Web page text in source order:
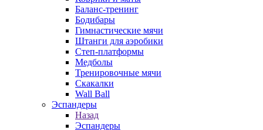
Баланс-тренинг
Бодибары
Гимнастические мячи
Штанги для аэробики
Степ-платформы
Медболы
Тренировочные мячи
Скакалки
Wall Ball
Эспандеры
Назад
Эспандеры